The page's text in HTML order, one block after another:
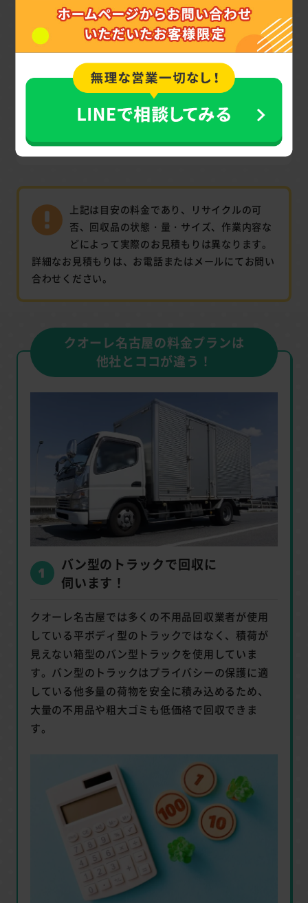
間取り －
－
上記は目安の料金であり、リサイクルの可
否、回収品の状態・量・サイズ、作業内容な
どによって実際のお見積もりは異なります。
詳細なお見積もりは、お電話またはメールにてお問い
合わせください。
クオーレ名古屋の料金プランは
他社とココが違う！
バン型のトラックで回収に
伺います！
クオーレ名古屋では多くの不用品回収業者が使用
している平ボディ型のトラックではなく、積荷が
見えない箱型のバン型トラックを使用していま
す。バン型のトラックはプライバシーの保護に適
している他多量の荷物を安全に積み込めるため、
大量の不用品や粗大ゴミも低価格で回収できま
す。